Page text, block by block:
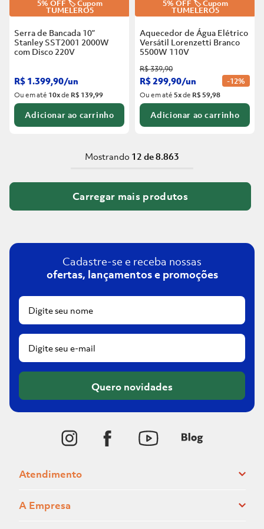
5% OFF 🏷️ Cupom
TUMELERO5
Serra de Bancada 10”
Stanley SST2001 2000W
com Disco 220V
R$ 1.399,90/un
Ou em até 10xde R$ 139,99
Adicionar ao carrinho
5% OFF 🏷️ Cupom
TUMELERO5
Aquecedor de Água Elétrico
Versátil Lorenzetti Branco
5500W 110V
R$339,90
R$299,90/un -12%
Ou em até5xde R$ 59,98
Adicionar ao carrinho
Mostrando 12 de 8.863
Cadastre-se e receba nossas
ofertas, lançamentos e promoções
Quero novidades
Atendimento
A Empresa